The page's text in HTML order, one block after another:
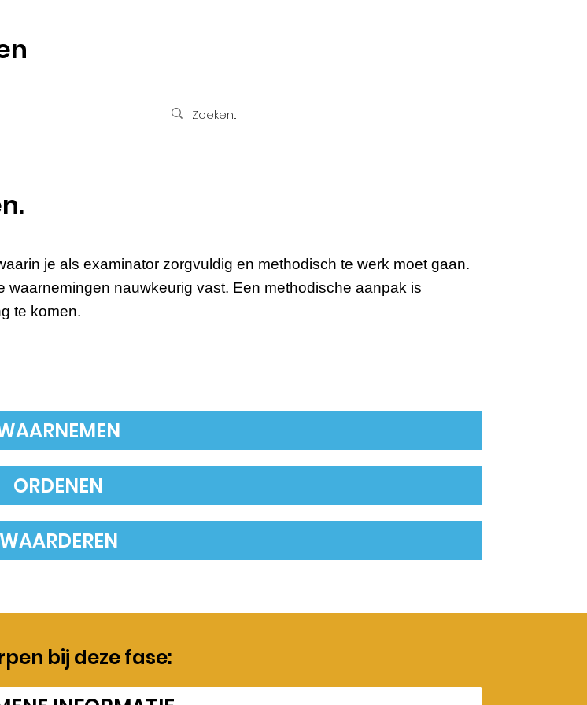
je als examinator zorgvuldig en methodisch te werk moet gaan.
nauwkeurig vast. Een methodische aanpak is
te komen.
ORDENEN
WAARDEREN
bij deze fase: